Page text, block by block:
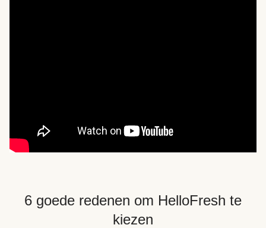
6 goede redenen om HelloFresh te
kiezen